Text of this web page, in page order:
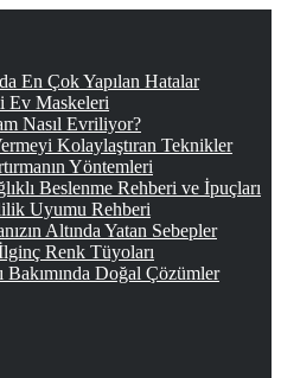
En Çok Yapılan Hatalar
Ev Maskeleri
Nasıl Evriliyor?
Kolaylaştıran Teknikler
Yöntemleri
Beslenme Rehberi ve İpuçları
Uyumu Rehberi
Altında Yatan Sebepler
Renk Tüyoları
Doğal Çözümler